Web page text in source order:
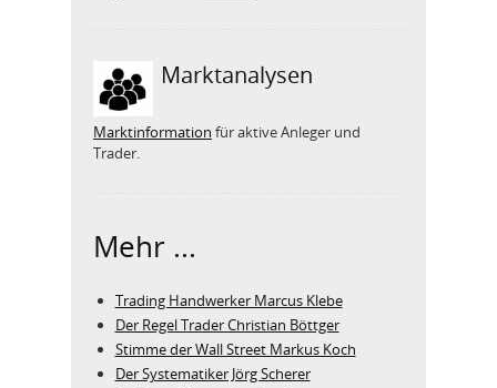
Marktanalysen
Marktinformation für aktive Anleger und
Trader.
Mehr ...
Trading Handwerker Marcus Klebe
Der Regel Trader Christian Böttger
Stimme der Wall Street Markus Koch
Der Systematiker Jörg Scherer